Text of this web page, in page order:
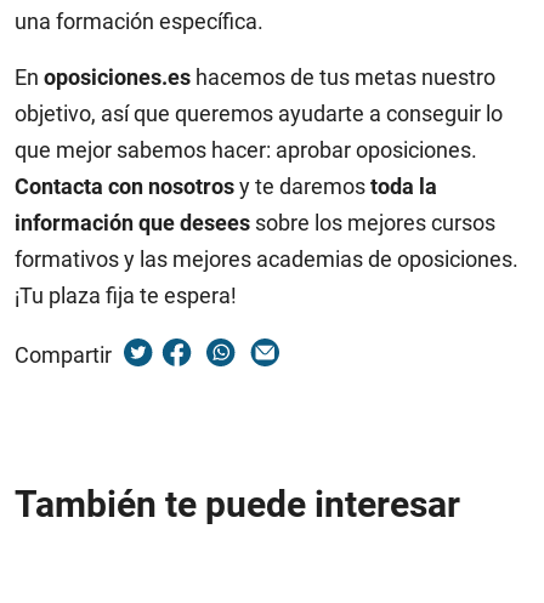
una formación específica.
En oposiciones.es hacemos de tus metas nuestro
objetivo, así que queremos ayudarte a conseguir lo
que mejor sabemos hacer: aprobar oposiciones.
Contacta con nosotrosy te daremostoda la
información que desees sobre los mejores cursos
formativos y las mejores academias de oposiciones.
¡Tu plaza fija te espera!
Compartir
También te puede interesar